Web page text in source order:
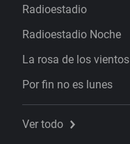
Radioestadio
Radioestadio Noche
La rosa de los vientos
Por fin no es lunes
Ver todo